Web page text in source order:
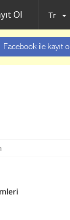
Ol Tr
Facebook ile kayıt ol